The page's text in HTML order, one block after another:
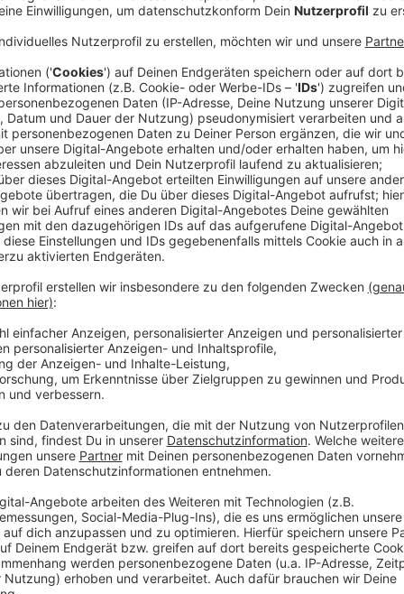
Zunächst sind die Nebengebäude dran, der Abriss
genommen werden.
Anzeige
Wilfried Sterck, Gechäftsführer
Wiederaufbaugesellschaft
Abriss-Zeitplan
Wilfried Sterck, Gechäftsführer
Wiederaufbaugesellschaft
Anzeige
Die Stadt Stolberg und die
der Arbeiten zu möglichst wenigen
Laster unterwegs sein, denn der Schutt kommt
er zunächst zerkleinert, bevor die Tiefgarage